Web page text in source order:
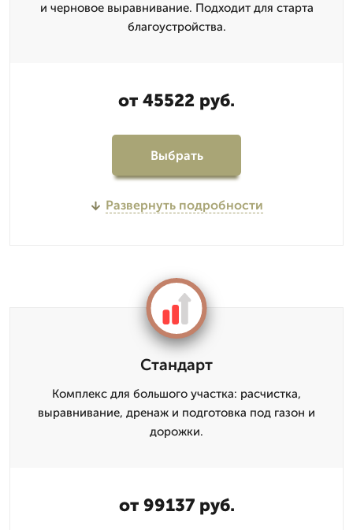
и черновое выравнивание. Подходит для старта
благоустройства.
от 45522 руб.
Выбрать
Развернуть подробности
Стандарт
Комплекс для большого участка: расчистка,
выравнивание, дренаж и подготовка под газон и
дорожки.
от 99137 руб.